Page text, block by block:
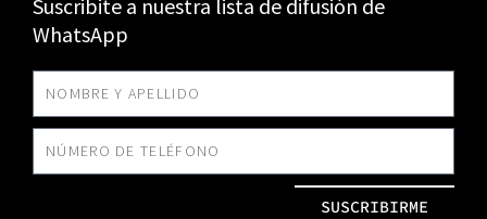
Suscribite a nuestra lista de difusión de
WhatsApp
SUSCRIBIRME